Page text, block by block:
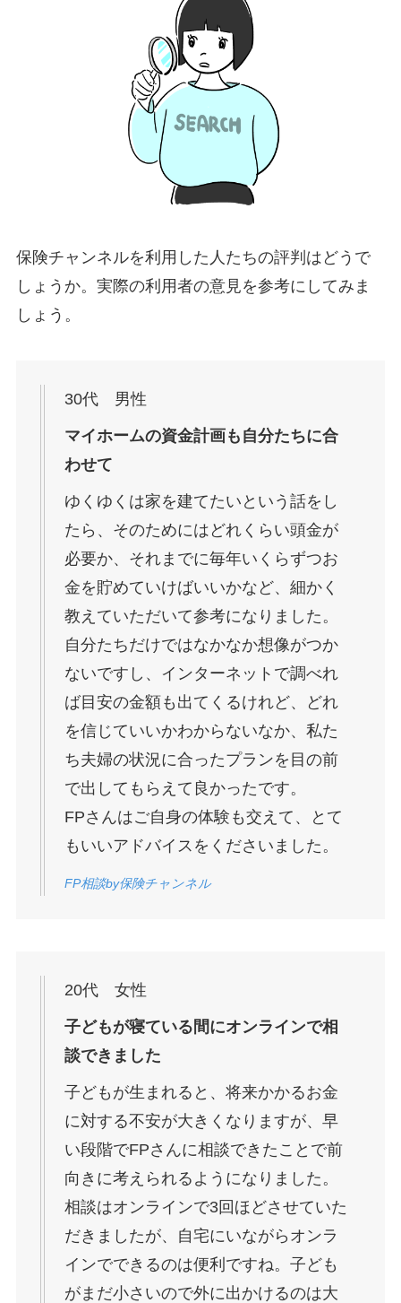
保険チャンネルを利用した人たちの評判はどうで
しょうか。実際の利用者の意見を参考にしてみま
しょう。
30代 男性
マイホームの資金計画も自分たちに合
わせて
ゆくゆくは家を建てたいという話をし
たら、そのためにはどれくらい頭金が
必要か、それまでに毎年いくらずつお
金を貯めていけばいいかなど、細かく
教えていただいて参考になりました。
自分たちだけではなかなか想像がつか
ないですし、インターネットで調べれ
ば目安の金額も出てくるけれど、どれ
を信じていいかわからないなか、私た
ち夫婦の状況に合ったプランを目の前
で出してもらえて良かったです。
FPさんはご自身の体験も交えて、とて
もいいアドバイスをくださいました。
FP相談by保険チャンネル
20代 女性
子どもが寝ている間にオンラインで相
談できました
子どもが生まれると、将来かかるお金
に対する不安が大きくなりますが、早
い段階でFPさんに相談できたことで前
向きに考えられるようになりました。
相談はオンラインで3回ほどさせていた
だきましたが、自宅にいながらオンラ
インでできるのは便利ですね。子ども
がまだ小さいので外に出かけるのは大